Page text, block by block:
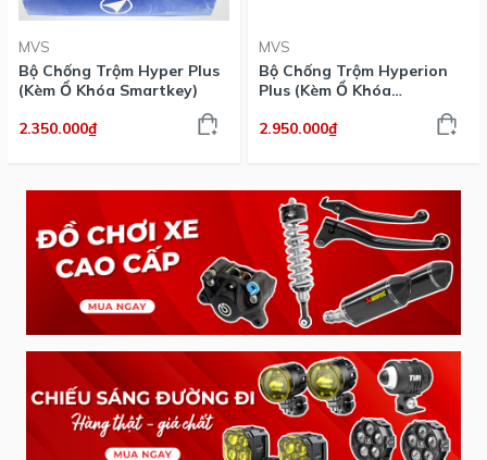
MVS
Bộ Chống Trộm Hyper Plus
(Kèm Ổ Khóa Smartkey)
2.350.000₫
MVS
Bộ Chống Trộm Hyperion
Plus (Kèm Ổ Khóa
2.950.000₫